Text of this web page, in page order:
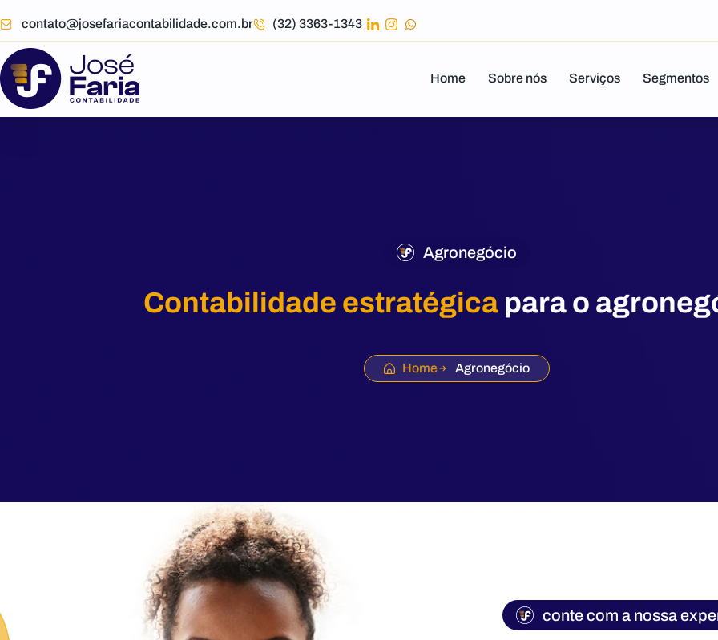
contato@josefariacontabilidade.com.br (32) 3363-1343
Home Sobre nós Serviços Segmentos
Agronegócio
Contabilidade estratégicapara o
Home Agronegócio
conte com a nossa